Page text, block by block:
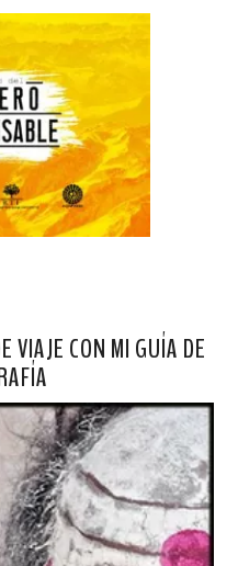
VIAJE CON MI GUÍA DE